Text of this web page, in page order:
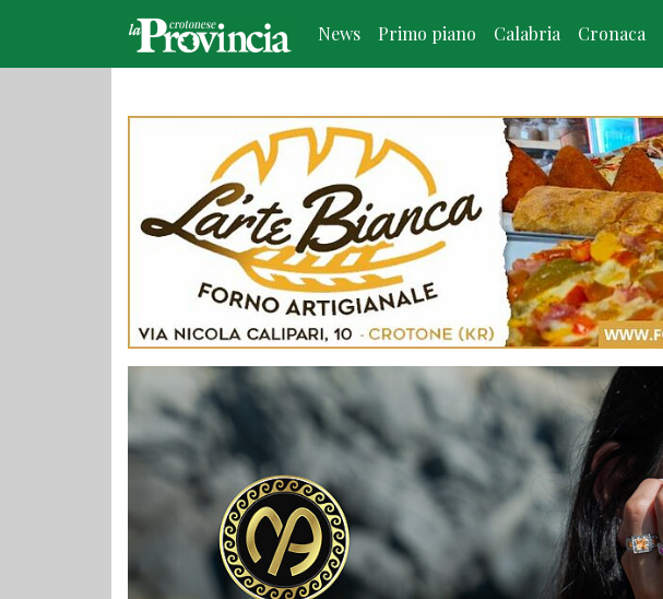
News Primo piano Calabria Cronaca